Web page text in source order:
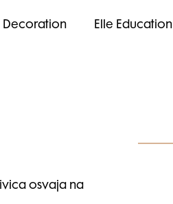
Decoration Elle Education